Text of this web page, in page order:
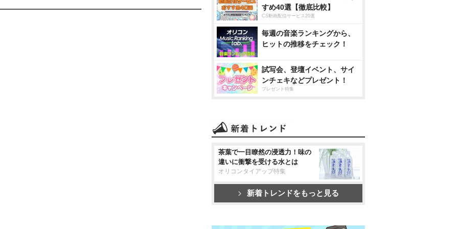
すめ40選【徹底比較】
CS動画配信サービス20選
毎週の音楽ランキングから、
ヒットの推移をチェック！
試写会、登壇イベント、サイ
ンチェキなどプレゼント！
プレゼント特集
茶葉で一目瞭然の浸透力！味の
違いに衝撃を受ける水とは
オリコンタイアップ特集
新着トレンドをもっと見る